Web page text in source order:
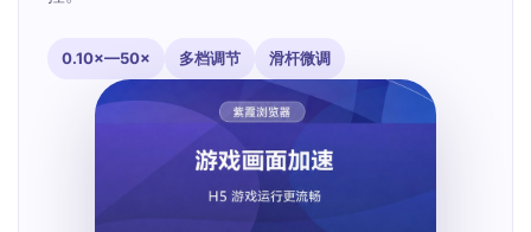
0.10×—50× 多档调节 滑杆微调